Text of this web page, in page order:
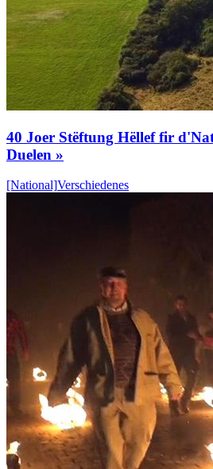
40 Joer Stëftung Hëllef fir
Duelen »
[National]Verschiedenes